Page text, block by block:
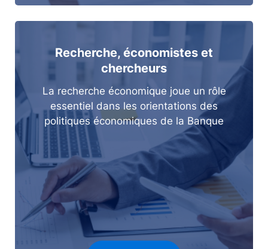
Recherche, économistes et
chercheurs
La recherche économique joue un rôle
essentiel dans les orientations des
politiques économiques de la Banque